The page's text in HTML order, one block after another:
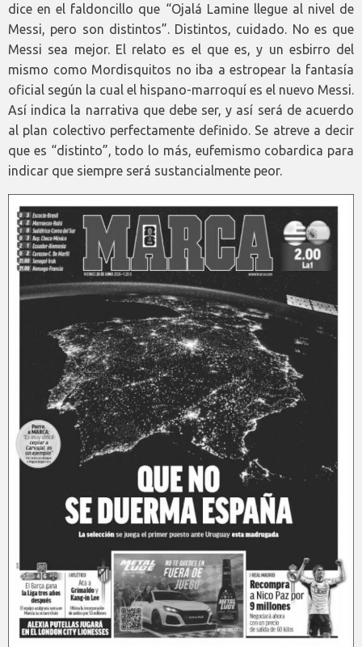
dice en el faldoncillo que “Ojalá Lamine llegue al nivel de
Messi, pero son distintos”. Distintos, cuidado. No es que
Messi sea mejor. El relato es el que es, y un esbirro del
mismo como Mordisquitos no iba a estropear la fantasía
oficial según la cual el hispano-marroquí es el nuevo Messi.
Así indica la narrativa que debe ser, y así será de acuerdo
al plan colectivo perfectamente definido. Se atreve a decir
que es “distinto”, todo lo más, eufemismo cobardica para
indicar que siempre será sustancialmente peor.